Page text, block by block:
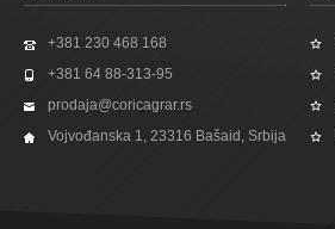
+381 230 468 168
+381 64 88-313-95
prodaja@coricagrar.rs
Vojvođanska 1, 23316 Bašaid, Srbija